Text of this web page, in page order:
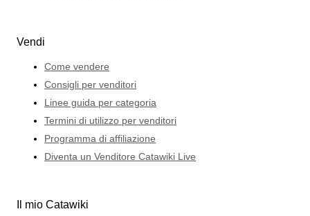
Vendi
Come vendere
Consigli per venditori
Linee guida per categoria
Termini di utilizzo per venditori
Programma di affiliazione
Diventa un Venditore Catawiki Live
Il mio Catawiki